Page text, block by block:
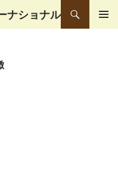
ナショナル